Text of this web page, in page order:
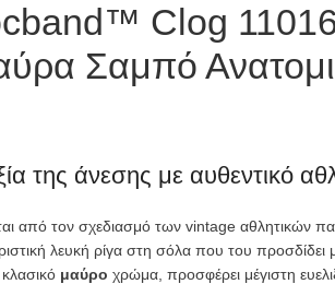
Clog
Σαμπό
της άνεσης με αυθεντικό
από τον σχεδιασμό των vintage αθλητικών
λευκή ρίγα στη σόλα που του προσδίδει
μαύρο χρώμα, προσφέρει μέγιστη